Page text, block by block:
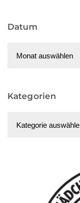
Datum
Kategorien